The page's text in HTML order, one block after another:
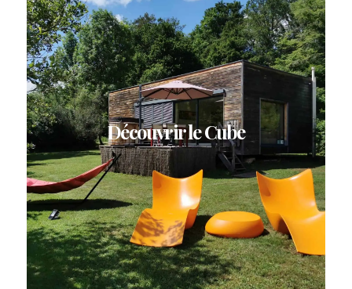
Découvrir le Cube